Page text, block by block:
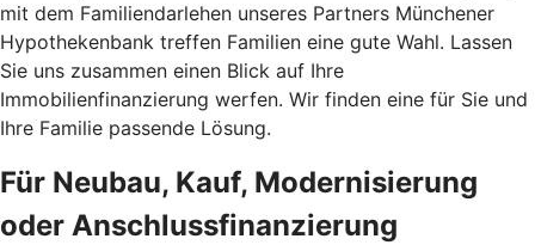
mit dem Familiendarlehen unseres Partners Münchener
Hypothekenbank treffen Familien eine gute Wahl. Lassen
Sie uns zusammen einen Blick auf Ihre
Immobilienfinanzierung werfen. Wir finden eine für Sie und
Ihre Familie passende Lösung.
Für Neubau, Kauf, Modernisierung
oder Anschlussfinanzierung